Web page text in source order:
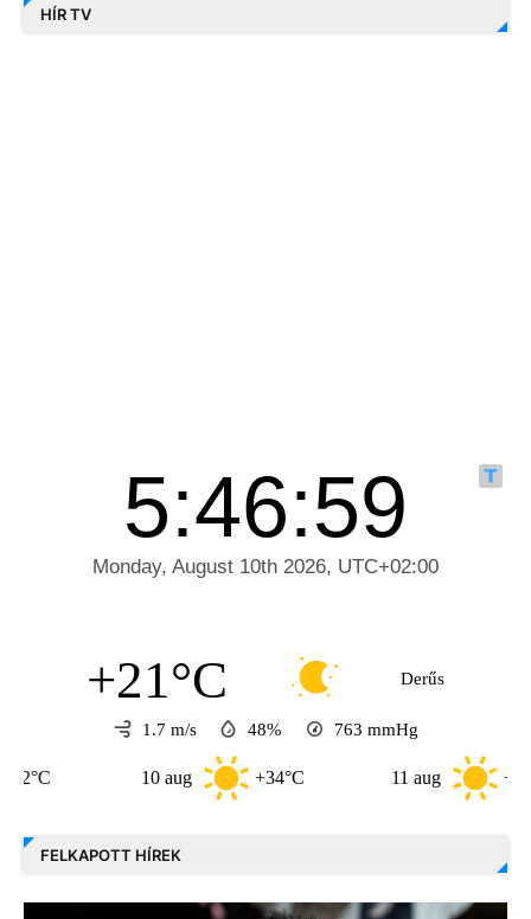
HÍR TV
+21°C Derűs
1.7 m/s 48% 763 mmHg
10 aug +34°C 11 aug +36°C
FELKAPOTT HÍREK